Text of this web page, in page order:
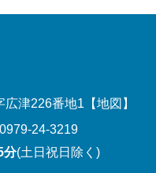
広津226番地1 【地図】
24-3219
分(土日祝日除く)